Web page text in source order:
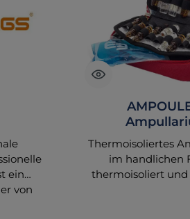
ein
von
Thermoisoliertes
im handlichen
thermoisoliert